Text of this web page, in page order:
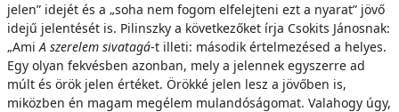
jelen” idejét és a „soha nem fogom elfelejteni ezt a nyarat” jövő
idejű jelentését is. Pilinszky a következőket írja Csokits Jánosnak:
„AmiA szerelem sivatagá-t illeti: második értelmezésed a helyes.
Egy olyan fekvésben azonban, mely a jelennek egyszerre ad
múlt és örök jelen értéket. Örökké jelen lesz a jövőben is,
miközben én magam megélem mulandóságomat. Valahogy úgy,